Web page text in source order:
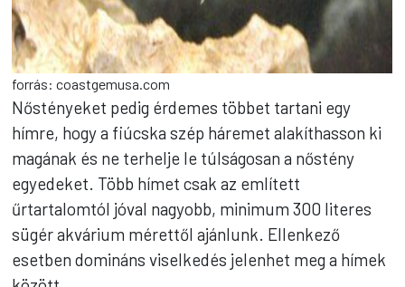
forrás: coastgemusa.com
Nőstényeket pedig érdemes többet tartani egy
hímre, hogy a fiúcska szép háremet alakíthasson ki
magának és ne terhelje le túlságosan a nőstény
egyedeket. Több hímet csak az említett
űrtartalomtól jóval nagyobb, minimum 300 literes
sügér akvárium mérettől ajánlunk. Ellenkező
esetben domináns viselkedés jelenhet meg a hímek